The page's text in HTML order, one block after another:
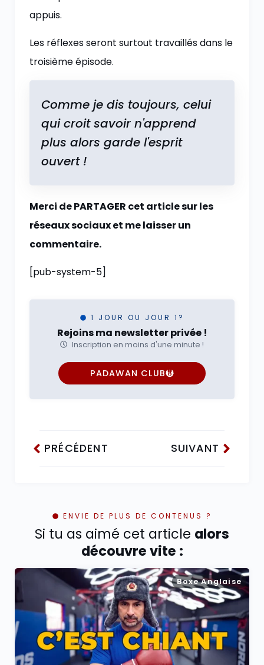
appuis.
Les réflexes seront surtout travaillés dans le
troisième épisode.
Comme je dis toujours, celui
qui croit savoir n'apprend
plus alors garde l'esprit
ouvert !
Merci de PARTAGER cet article sur les
réseaux sociaux et me laisser un
commentaire.
[pub-system-5]
1 JOUR OU JOUR 1?
Rejoins ma newsletter privée !
Inscription en moins d'une minute !
PADAWAN CLUB
PRÉCÉDENT SUIVANT
ENVIE DE PLUS DE CONTENUS ?
Si tu as aimé cet article alors
découvre vite :
Boxe Anglaise